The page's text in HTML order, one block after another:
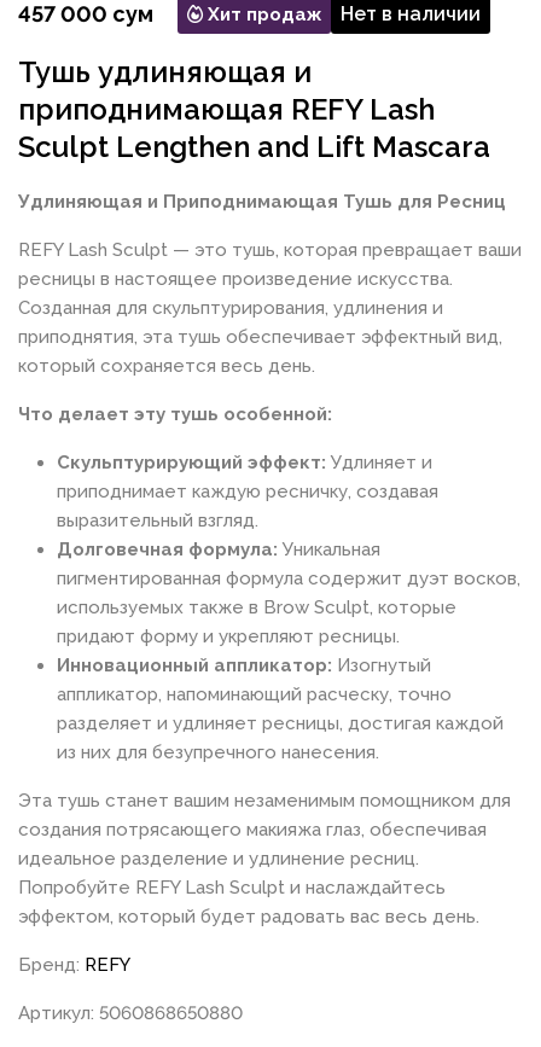
457 000 сум Хит продаж Нет в наличии
Тушь удлиняющая и
приподнимающая REFY Lash
Sculpt Lengthen and Lift Mascara
Удлиняющая и Приподнимающая Тушь для Ресниц
REFY Lash Sculpt — это тушь, которая превращает ваши
ресницы в настоящее произведение искусства.
Созданная для скульптурирования, удлинения и
приподнятия, эта тушь обеспечивает эффектный вид,
который сохраняется весь день.
Что делает эту тушь особенной:
Скульптурирующий эффект: Удлиняет и
приподнимает каждую ресничку, создавая
выразительный взгляд.
Долговечная формула: Уникальная
пигментированная формула содержит дуэт восков,
используемых также в Brow Sculpt, которые
придают форму и укрепляют ресницы.
Инновационный аппликатор: Изогнутый
аппликатор, напоминающий расческу, точно
разделяет и удлиняет ресницы, достигая каждой
из них для безупречного нанесения.
Эта тушь станет вашим незаменимым помощником для
создания потрясающего макияжа глаз, обеспечивая
идеальное разделение и удлинение ресниц.
Попробуйте REFY Lash Sculpt и наслаждайтесь
эффектом, который будет радовать вас весь день.
Бренд: REFY
Артикул: 5060868650880